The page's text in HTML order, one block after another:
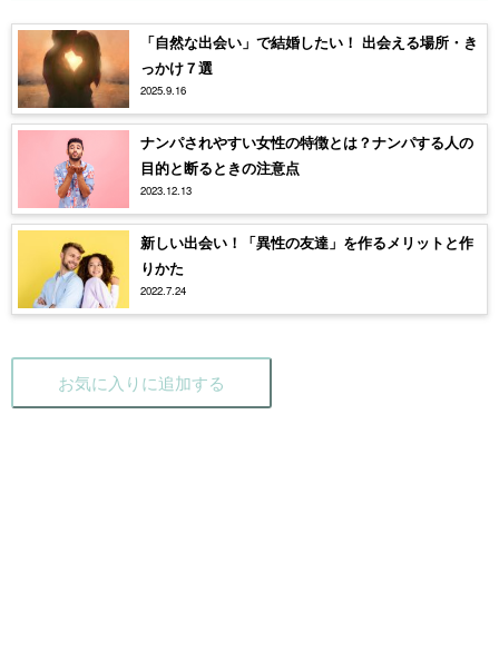
「自然な出会い」で結婚したい！ 出会える場所・き
っかけ７選
2025.9.16
ナンパされやすい女性の特徴とは？ナンパする人の
目的と断るときの注意点
2023.12.13
新しい出会い！「異性の友達」を作るメリットと作
りかた
2022.7.24
お気に入りに追加する